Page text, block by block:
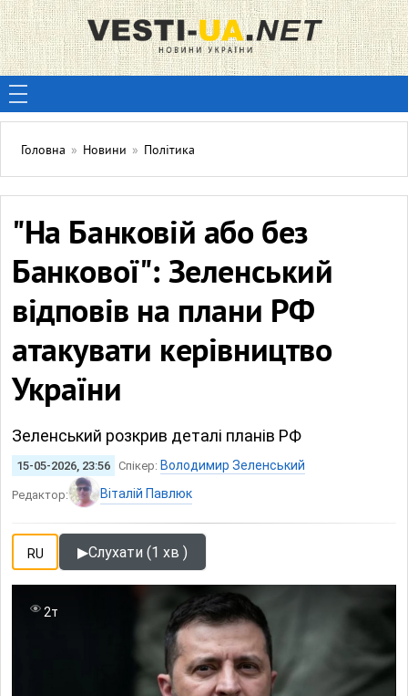
Головна » Новини » Політика
"На Банковій або без
Банкової": Зеленський
відповів на плани РФ
атакувати керівництво
України
Зеленський розкрив деталі планів РФ
15-05-2026, 23:56 Спікер: Володимир Зеленський
Редактор: Віталій Павлюк
RU ▶Слухати (1 хв )
2т